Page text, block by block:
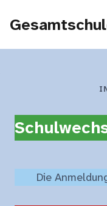
Inhalt
Die